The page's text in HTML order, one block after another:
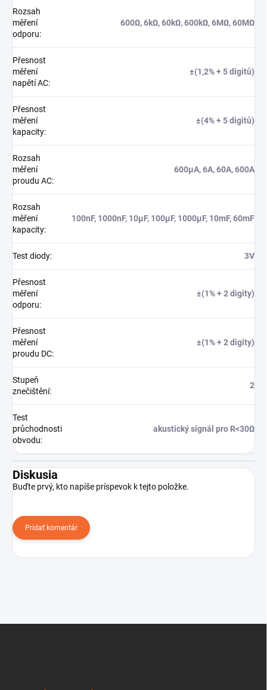
Rozsah
měření
odporu:
600Ω, 6kΩ, 60kΩ, 600kΩ, 6MΩ, 60MΩ
Přesnost
měření
napětí AC:
±(1,2% + 5 digitů)
Přesnost
měření
kapacity:
±(4% + 5 digitů)
Rozsah
měření
proudu AC:
600µA, 6A, 60A, 600A
Rozsah
měření
kapacity:
100nF, 1000nF, 10µF, 100µF, 1000µF, 10mF, 60mF
Test diody: 3V
Přesnost
měření
odporu:
±(1% + 2 digity)
Přesnost
měření
proudu DC:
±(1% + 2 digity)
Stupeň
znečištění:
2
Test
průchodnosti
obvodu:
akustický signál pro R<30Ω
Diskusia
Buďte prvý, kto napíše príspevok k tejto položke.
Pridať komentár